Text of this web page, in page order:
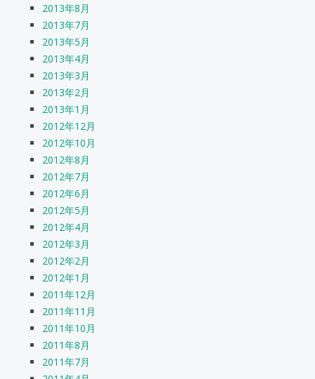
2013年8月
2013年7月
2013年5月
2013年4月
2013年3月
2013年2月
2013年1月
2012年12月
2012年10月
2012年8月
2012年7月
2012年6月
2012年5月
2012年4月
2012年3月
2012年2月
2012年1月
2011年12月
2011年11月
2011年10月
2011年8月
2011年7月